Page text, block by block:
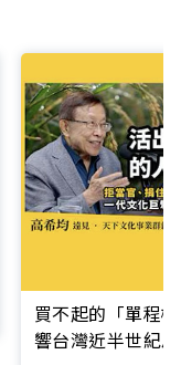
買不起的「單程
響台灣近半世紀